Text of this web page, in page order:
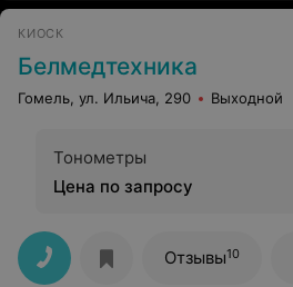
КИОСК
Белмедтехника
Гомель, ул. Ильича, 290 Выходной
Тонометры
Цена по запросу
Отзывы10